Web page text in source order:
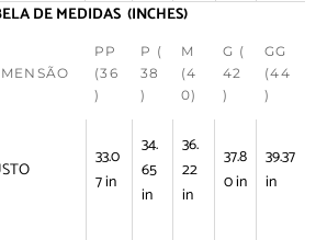
DE MEDIDAS (INCHES)
PP
(36
)
P (
38
)
M
(4
0)
G (
42
)
GG
(44
)
33.0
7 in
34.
65
in
36.
22
in
37.8
0 in
39.37
in